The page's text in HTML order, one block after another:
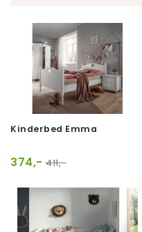
Kinderbed Emma
374,- 411,-